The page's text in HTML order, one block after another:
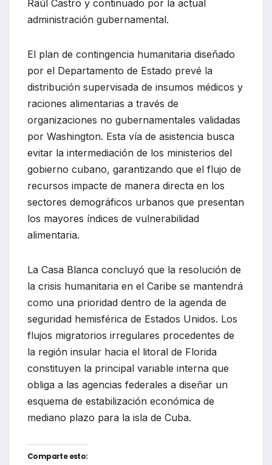
Raúl Castro y continuado por la actual
administración gubernamental.
El plan de contingencia humanitaria diseñado
por el Departamento de Estado prevé la
distribución supervisada de insumos médicos y
raciones alimentarias a través de
organizaciones no gubernamentales validadas
por Washington. Esta vía de asistencia busca
evitar la intermediación de los ministerios del
gobierno cubano, garantizando que el flujo de
recursos impacte de manera directa en los
sectores demográficos urbanos que presentan
los mayores índices de vulnerabilidad
alimentaria.
La Casa Blanca concluyó que la resolución de
la crisis humanitaria en el Caribe se mantendrá
como una prioridad dentro de la agenda de
seguridad hemisférica de Estados Unidos. Los
flujos migratorios irregulares procedentes de
la región insular hacia el litoral de Florida
constituyen la principal variable interna que
obliga a las agencias federales a diseñar un
esquema de estabilización económica de
mediano plazo para la isla de Cuba.
Comparte esto: